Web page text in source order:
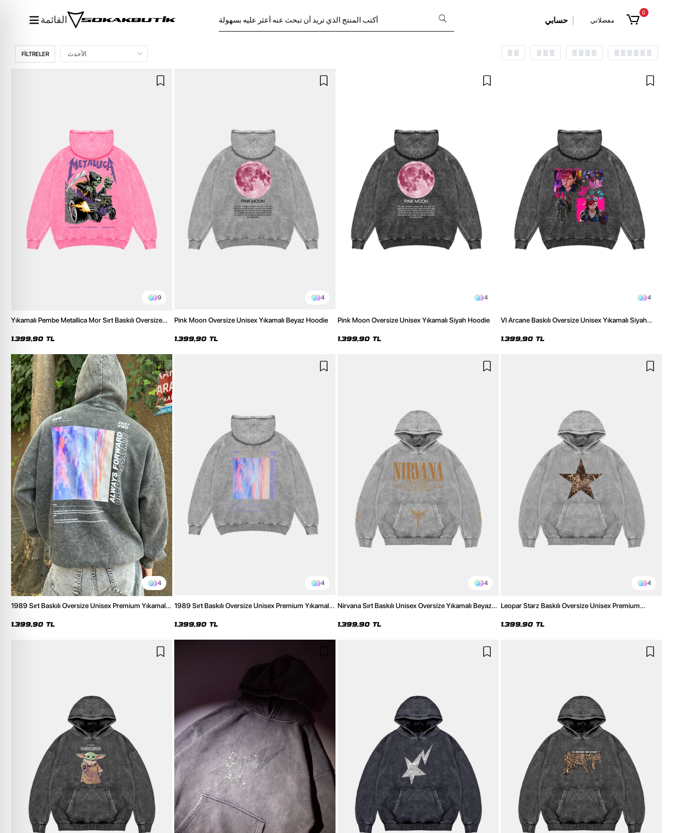
القائمة حسابي مفضلاتي
0
FİLTRELER
9
Yıkamalı Pembe Metallica Mor Sırt Baskılı Oversize
1.399,90 TL
4
Pink Moon Oversize Unisex Yıkamalı Beyaz Hoodie
1.399,90 TL
4
Pink Moon Oversize Unisex Yıkamalı Siyah Hoodie
1.399,90 TL
4
VI Arcane Baskılı Oversize Unisex Yıkamalı Siyah
1.399,90 TL
4
1989 Sırt Baskılı Oversize Unisex Premium Yıkamalı
1.399,90 TL
4
1989 Sırt Baskılı Oversize Unisex Premium Yıkamalı
1.399,90 TL
4
Nirvana Sırt Baskılı Unisex Oversize Yıkamalı Beyaz
1.399,90 TL
4
Leopar Starz Baskılı Oversize Unisex Premium
1.399,90 TL